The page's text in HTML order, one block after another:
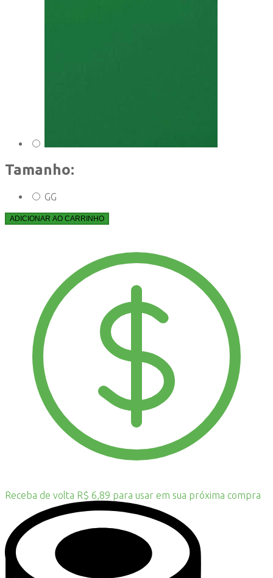
Tamanho:
GG
ADICIONAR AO CARRINHO
Receba de volta R$ 6,89 para usar em sua próxima compra